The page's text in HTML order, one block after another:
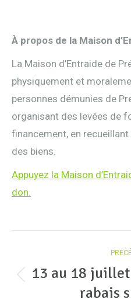
À propos de la Maison
La Maison d’Entraide de
physiquement et
personnes démunies de
organisant des levées de
financement, en
des biens.
Appuyez la Maison
don.
Navigation
article
13 au 18
rabais